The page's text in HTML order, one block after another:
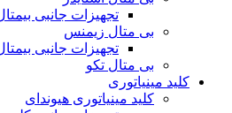
تجهیزات جانبی
بی متال زیمنس
تجهیزات جانبی
بی متال تکو
کلید مینیاتوری
کلید مینیاتوری هیوندای